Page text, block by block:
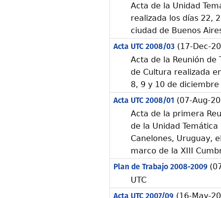
Acta de la Unidad
realizada los días 22,
ciudad de Buenos
Acta UTC 2008/03(17-Dec-
Acta de la Reunión de
de Cultura realizada
8, 9 y 10 de
Acta UTC 2008/01 (07-Aug-
Acta de la primera
de la Unidad
Canelones, Uruguay,
marco de la XIII
Plan de Trabajo 2008-2009
UTC
(16-May-